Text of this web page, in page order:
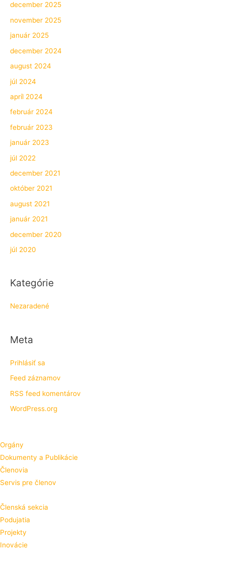
december 2025
november 2025
január 2025
december 2024
august 2024
júl 2024
apríl 2024
február 2024
február 2023
január 2023
júl 2022
december 2021
október 2021
august 2021
január 2021
december 2020
júl 2020
Kategórie
Nezaradené
Meta
Prihlásiť sa
Feed záznamov
RSS feed komentárov
WordPress.org
Orgány
Dokumenty a Publikácie
Členovia
Servis pre členov
Členská sekcia
Podujatia
Projekty
Inovácie